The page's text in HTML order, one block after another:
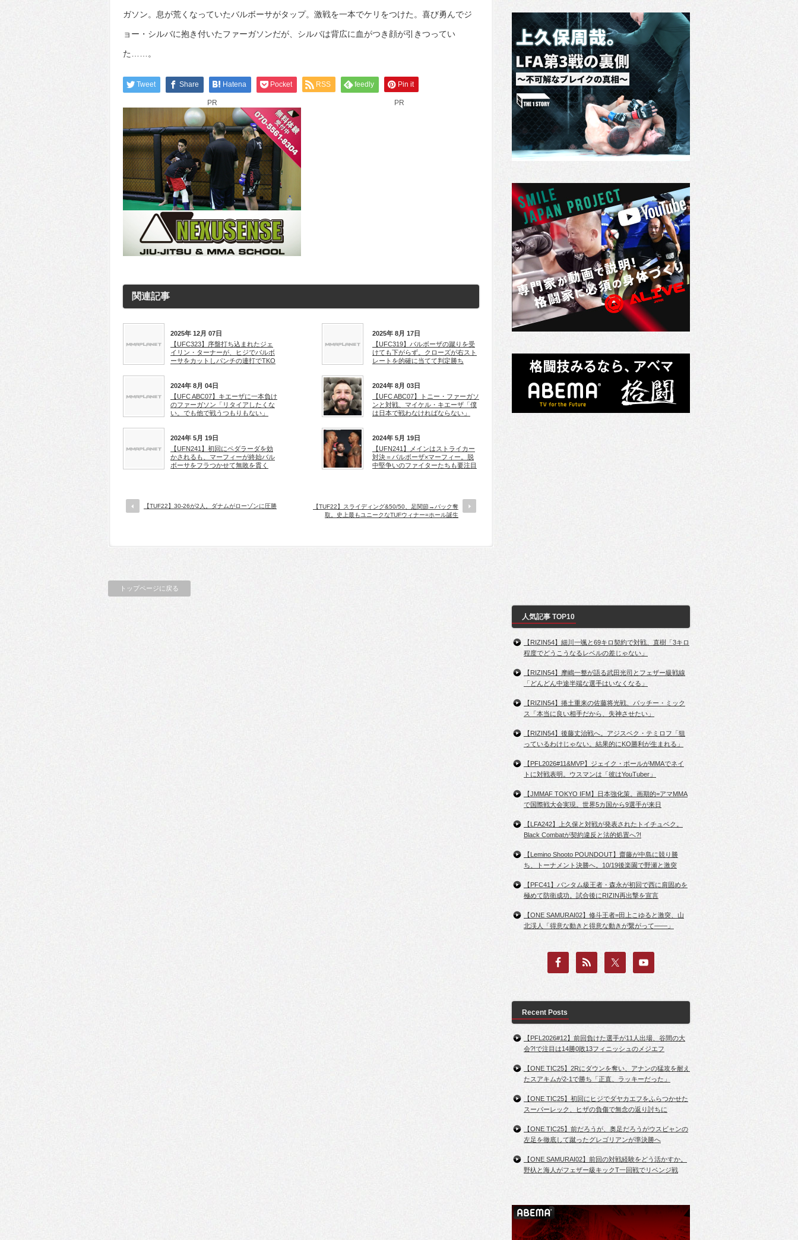
ガソン。息が荒くなっていたバルボーサがタップ。激戦を一本でケリをつけた。喜び勇んでジ
ョー・シルバに抱き付いたファーガソンだが、シルバは背広に血がつき顔が引きつってい
た……。
Tweet Share Hatena Pocket RSS feedly Pin it
PR PR
関連記事
2025年 12月 07日
【UFC323】序盤打ち込まれたジェ
イリン・ターナーが、ヒジでバルボ
ーサをカットしパンチの連打でTKO
2025年 8月 17日
【UFC319】バルボーザの蹴りを受
けても下がらず。クローズが右スト
レートを的確に当てて判定勝ち
2024年 8月 04日
【UFC ABC07】キエーザに一本負け
のファーガソン「リタイアしたくな
い。でも他で戦うつもりもない」
2024年 8月 03日
【UFC ABC07】トニー・ファーガソ
ンと対戦、マイケル・キエーザ「僕
は日本で戦わなければならない」
2024年 5月 19日
【UFN241】初回にペダラーダを効
かされるも、マーフィーが終始バル
ボーサをフラつかせて無敗を貫く
2024年 5月 19日
【UFN241】メインはストライカー
対決＝バルボーザ×マーフィー。脱
中堅争いのファイターたちも要注目
【TUF22】30-26が2人。ダナムがローゾンに圧勝
【TUF22】スライディング&50/50、足関節→バック奪
取。史上最もユニークなTUFウィナー=ホール誕生
トップページに戻る
人気記事 TOP10
【RIZIN54】細川一颯と69キロ契約で対戦、直樹「3キロ
程度でどうこうなるレベルの差じゃない」
【RIZIN54】摩嶋一整が語る武田光司とフェザー級戦線
「どんどん中途半端な選手はいなくなる」
【RIZIN54】捲土重来の佐藤将光戦、パッチー・ミック
ス「本当に良い相手だから、失神させたい」
【RIZIN54】後藤丈治戦へ。アジスベク・テミロフ「狙
っているわけじゃない。結果的にKO勝利が生まれる」
【PFL2026#11&MVP】ジェイク・ポールがMMAでネイ
トに対戦表明。ウスマンは「彼はYouTuber」
【JMMAF TOKYO IFM】日本強化策。画期的=アマMMA
で国際戦大会実現。世界5カ国から9選手が来日
【LFA242】上久保と対戦が発表されたトイチュベク。
Black Combatが契約違反と法的処置へ?!
【Lemino Shooto POUNDOUT】齋藤が中島に競り勝
ち、トーナメント決勝へ。10/19後楽園で野瀬と激突
【PFC41】バンタム級王者・森永が初回で西に肩固めを
極めて防衛成功。試合後にRIZIN再出撃を宣言
【ONE SAMURAI02】修斗王者=田上こゆると激突、山
北渓人「得意な動きと得意な動きが繋がって――」
Recent Posts
【PFL2026#12】前回負けた選手が11人出場、谷間の大
会?!で注目は14勝0敗13フィニッシュのメジエフ
【ONE TIC25】2Rにダウンを奪い、アナンの猛攻を耐え
たスアキムが2-1で勝ち「正直、ラッキーだった」
【ONE TIC25】初回にヒジでダヤカエフをふらつかせた
スーパーレック、ヒザの負傷で無念の返り討ちに
【ONE TIC25】前だろうが、奥足だろうがウスビャンの
左足を徹底して蹴ったグレゴリアンが準決勝へ
【ONE SAMURAI02】前回の対戦経験をどう活かすか。
野杁と海人がフェザー級キックT一回戦でリベンジ戦